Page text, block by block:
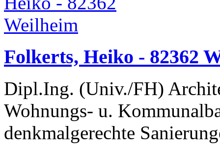
Folkerts, Heiko - 82362
Dipl.Ing. (Univ./FH)
Wohnungs- u.
denkmalgerechte